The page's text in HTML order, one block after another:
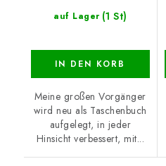
auf Lager (1 St)
IN DEN KORB
Meine großen Vorgänger
wird neu als Taschenbuch
aufgelegt, in jeder
Hinsicht verbessert, mit...